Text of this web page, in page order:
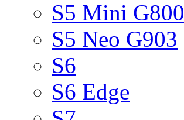
S5 Mini G800
S5 Neo G903
S6
S6 Edge